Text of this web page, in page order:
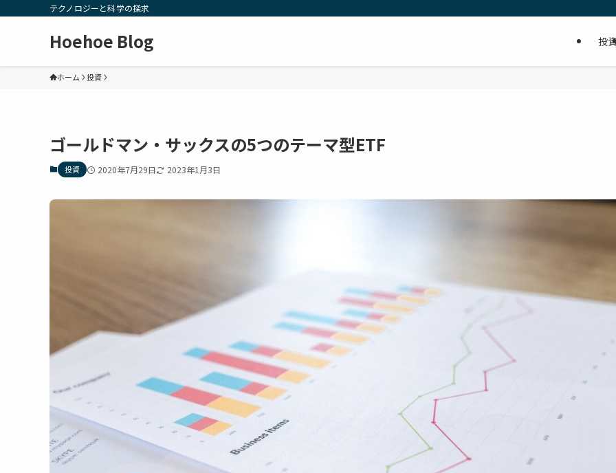
テクノロジーと科学の探求
Hoehoe Blog 投
ホーム 投資
ゴールドマン・サックスの5つのテーマ型ETF
投資 2020年7月29日 2023年1月3日